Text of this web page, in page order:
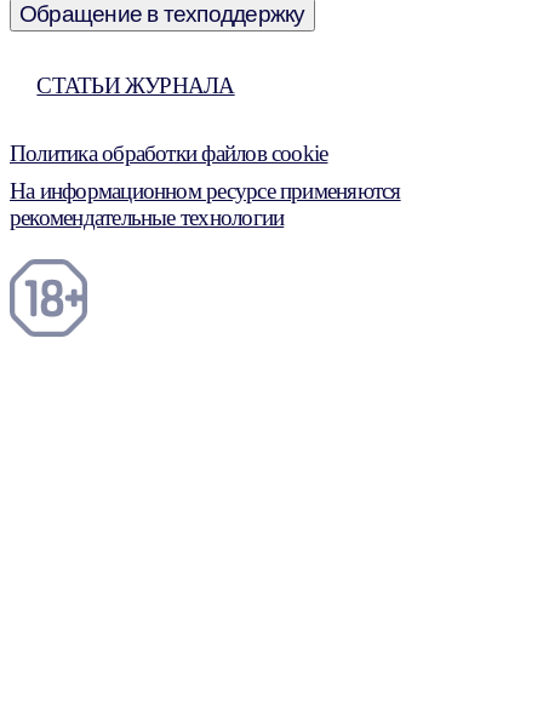
Обращение в техподдержку
СТАТЬИ ЖУРНАЛА
Политика обработки файлов cookie
На информационном ресурсе применяются
рекомендательные технологии